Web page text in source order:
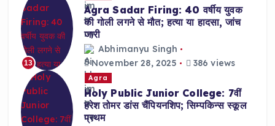
13
Agra Sadar Firing: 40 वर्षीय युवक
की गोली लगने से मौत; हत्या या हादसा, जांच
जारी
Abhimanyu Singh
November 28, 2025
386 views
Agra
Holy Public Junior College: 7वीं
हरेश तोमर डांस चैंपियनशिप; सिम्पकिन्स स्कूल
प्रथम